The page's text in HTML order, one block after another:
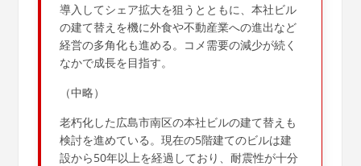
導入してシェア拡大を狙うとともに、本社ビル
の建て替えを機に外食や不動産業への進出など
経営の多角化も進める。コメ需要の減少が続く
なかで成長を目指す。
（中略）
老朽化した広島市南区の本社ビルの建て替えも
検討を進めている。現在の5階建てのビルは建
設から50年以上を経過しており、耐震性が十分